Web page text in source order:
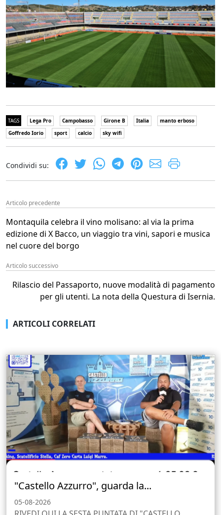
TAGS Lega Pro Campobasso Girone B Italia
manto erboso
Goffredo Iorio
sport calcio sky wifi
Condividi su:
Articolo precedente
Montaquila celebra il vino molisano: al via la prima
edizione di X Bacco, un viaggio tra vini, sapori e musica
nel cuore del borgo
Articolo successivo
Rilascio del Passaporto, nuove modalità di pagamento
per gli utenti. La nota della Questura di Isernia.
ARTICOLI CORRELATI
"Castello Azzurro", guarda la...
05-08-2026